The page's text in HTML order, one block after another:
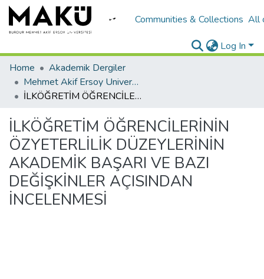
Communities & Collections All
Log In
Home
Akademik Dergiler
Mehmet Akif Ersoy University Journal of Education Faculty
İLKÖĞRETİM ÖĞRENCİLERİNİN ÖZYETERLİLİK DÜZEYLERİNİN AKADEMİK BAŞARI VE BAZI DEĞİŞKİNLER AÇISINDAN İNCELENMESİ
İLKÖĞRETİM ÖĞRENCİLERİNİN
ÖZYETERLİLİK DÜZEYLERİNİN
AKADEMİK BAŞARI VE BAZI
DEĞİŞKİNLER AÇISINDAN
İNCELENMESİ